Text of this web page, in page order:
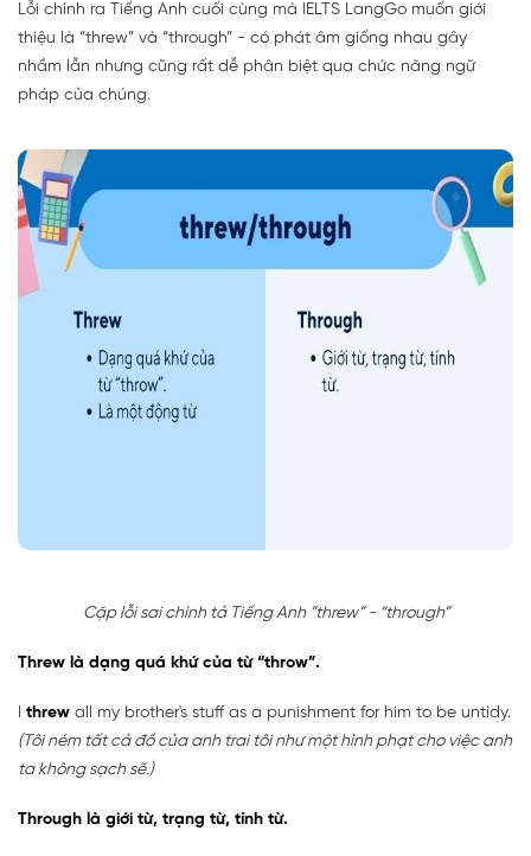
Lỗi chính ra Tiếng Anh cuối cùng mà IELTS LangGo muốn giới
thiệu là “threw” và “through” - có phát âm giống nhau gây
nhầm lẫn nhưng cũng rất dễ phân biệt qua chức năng ngữ
pháp của chúng.
Cặp lỗi sai chính tả Tiếng Anh ”threw” - “through”
Threw là dạng quá khứ của từ “throw”.
I threw all my brother's stuff as a punishment for him to be untidy.
(Tôi ném tất cả đồ của anh trai tôi như một hình phạt cho việc anh
ta không sạch sẽ.)
Through là giới từ, trạng từ, tính từ.